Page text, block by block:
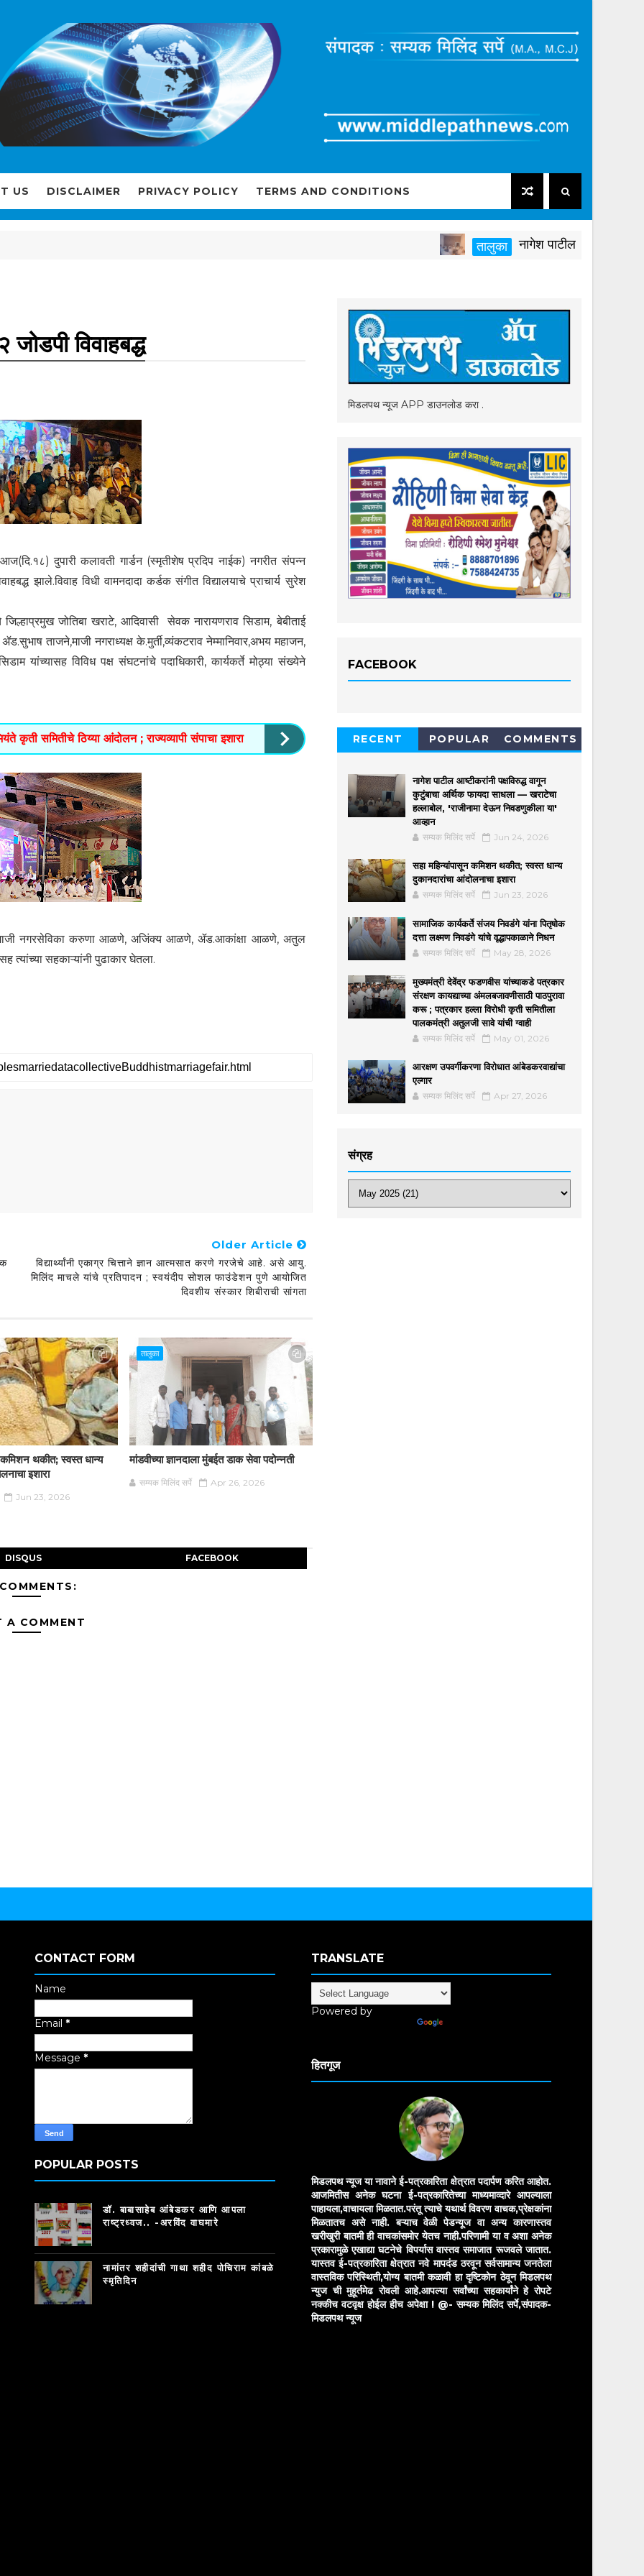
US DISCLAIMER PRIVACY POLICY TERMS AND CONDITIONS
तालुका नागेश पाटील आष्टीकरांनी
जोडपी विवाहबद्ध
दुपारी कलावती गार्डन (स्मृतीशेष प्रदिप नाईक) नगरीत संपन्न
झाले.विवाह विधी वामनदादा कर्डक संगीत विद्यालयाचे प्राचार्य सुरेश
जिल्हाप्रमुख जोतिबा खराटे, आदिवासी सेवक नारायणराव सिडाम, बेबीताई
ताजने,माजी नगराध्यक्ष के.मुर्ती,व्यंकटराव नेम्मानिवार,अभय महाजन,
यांच्यासह विविध पक्ष संघटनांचे पदाधिकारी, कार्यकर्ते मोठ्या संख्येने
कृती समितीचे ठिय्या आंदोलन ; राज्यव्यापी संपाचा इशारा
नगरसेविका करुणा आळणे, अजिंक्य आळणे, ॲड.आकांक्षा आळणे, अतुल
त्यांच्या सहकाऱ्यांनी पुढाकार घेतला.
Older Article
विद्यार्थ्यांनी एकाग्र चित्ताने ज्ञान आत्मसात करणे गरजेचे आहे. असे आयु.
मिलिंद माचले यांचे प्रतिपादन ; स्वयंदीप सोशल फाउंडेशन पुणे आयोजित
दिवशीय संस्कार शिबीराची सांगता
कमिशन थकीत; स्वस्त धान्य
इशारा
Jun 23, 2026
तालुका
मांडवीच्या ज्ञानदाला मुंबईत डाक सेवा पदोन्नती
सम्यक मिलिंद सर्पे Apr 26, 2026
DISQUS FACEBOOK
A COMMENT
मिडलपथ न्यूज APP डाउनलोड करा .
FACEBOOK
RECENT POPULAR COMMENTS
नागेश पाटील आष्टीकरांनी पक्षविरुद्ध वागून
कुटुंबाचा अर्थिक फायदा साधला — खराटेचा
हल्लाबोल, 'राजीनामा देऊन निवडणुकीला या'
आव्हान
सम्यक मिलिंद सर्पे Jun 24, 2026
सहा महिन्यांपासून कमिशन थकीत; स्वस्त धान्य
दुकानदारांचा आंदोलनाचा इशारा
सम्यक मिलिंद सर्पे Jun 23, 2026
सामाजिक कार्यकर्ते संजय निवडंगे यांना पितृषोक
दत्ता लक्ष्मण निवडंगे यांचे वृद्धापकाळाने निधन
सम्यक मिलिंद सर्पे May 28, 2026
मुख्यमंत्री देवेंद्र फडणवीस यांच्याकडे पत्रकार
संरक्षण कायद्याच्या अंमलबजावणीसाठी पाठपुरावा
करू ; पत्रकार हल्ला विरोधी कृती समितीला
पालकमंत्री अतुलजी सावे यांची ग्वाही
सम्यक मिलिंद सर्पे May 01, 2026
आरक्षण उपवर्गीकरणा विरोधात आंबेडकरवाद्यांचा
एल्गार
सम्यक मिलिंद सर्पे Apr 27, 2026
संग्रह
CONTACT FORM
Name
Email *
Message *
POPULAR POSTS
डॉ. बाबासाहेब आंबेडकर आणि आपला
राष्ट्रध्वज.. -अरविंद वाघमारे
नामांतर शहीदांची गाथा शहीद पोचिराम कांबळे
स्मृतिदिन
TRANSLATE
Powered by
हितगूज
मिडलपथ न्यूज या नावाने ई-पत्रकारिता क्षेत्रात पदार्पण करित आहोत.
आजमितीस अनेक घटना ई-पत्रकारितेच्या माध्यमाव्दारे आपल्याला
पाहायला,वाचायला मिळतात.परंतू त्याचे यथार्थ विवरण वाचक,प्रेक्षकांना
मिळतातच असे नाही. बऱ्याच वेळी पेडन्यूज वा अन्य कारणास्तव
खरीखुरी बातमी ही वाचकांसमोर येतच नाही.परिणामी या व अशा अनेक
प्रकारामुळे एखाद्या घटनेचे विपर्यास वास्तव समाजात रूजवले जातात.
यास्तव ई-पत्रकारिता क्षेत्रात नवे मापदंड ठरवून सर्वसामान्य जनतेला
वास्तविक परिस्थिती,योग्य बातमी कळावी हा दृष्टिकोन ठेवून मिडलपथ
न्युज ची मुहूर्तमेढ रोवली आहे.आपल्या सर्वांच्या सहकार्यांने हे रोपटे
नक्कीच वटवृक्ष होईल हीच अपेक्षा ! @- सम्यक मिलिंद सर्पे,संपादक-
मिडलपथ न्यूज